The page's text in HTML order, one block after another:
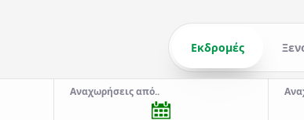
Εκδρομές
Αναχωρήσεις από..